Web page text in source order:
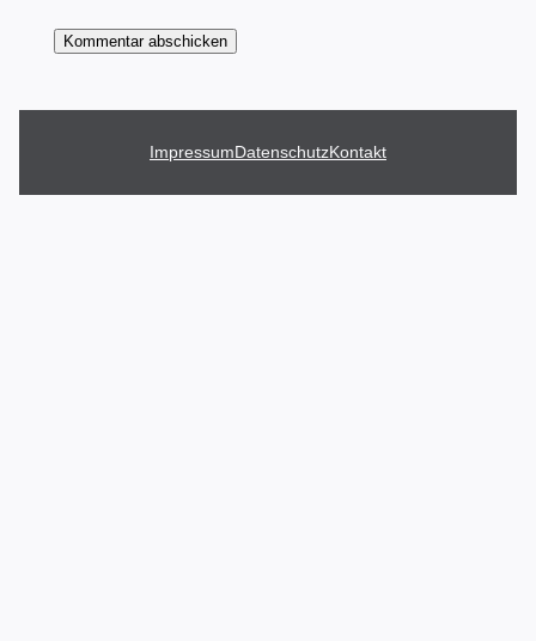
ImpressumDatenschutzKontakt